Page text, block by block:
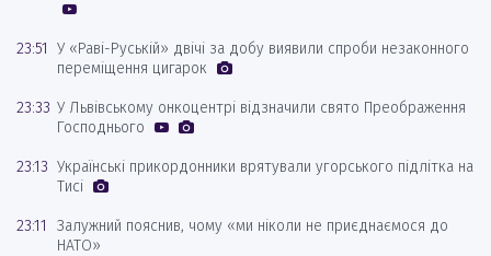
23:51 У «Раві-Руській» двічі за добу виявили спроби незаконного
переміщення цигарок
23:33 У Львівському онкоцентрі відзначили свято Преображення
Господнього
23:13 Українські прикордонники врятували угорського підлітка на
Тисі
23:11
Залужний пояснив, чому «ми ніколи не приєднаємося до
НАТО»